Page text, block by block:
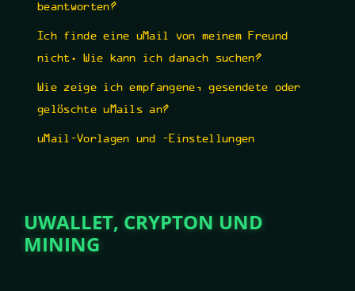
beantworten?
Ich finde eine uMail von meinem Freund
nicht. Wie kann ich danach suchen?
Wie zeige ich empfangene, gesendete oder
gelöschte uMails an?
uMail-Vorlagen und -Einstellungen
UWALLET, CRYPTON UND
MINING